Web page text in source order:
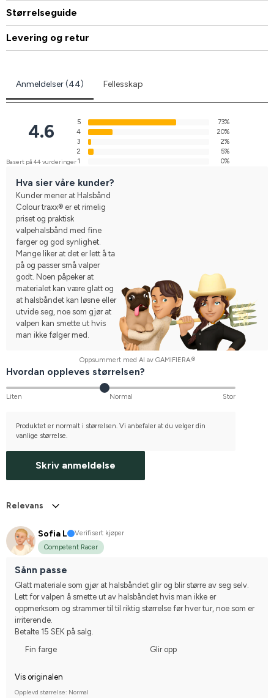
Størrelseguide
Levering og retur
Anmeldelser (44) Fellesskap
4.6
Basert på 44 vurderinger
5
73%
4
20%
3
2%
2
5%
1
0%
Hva sier våre kunder?
Kunder mener at Halsbånd
Colour traxx® er et rimelig
priset og praktisk
valpehalsbånd med fine
farger og god synlighet.
Mange liker at det er lett å ta
på og passer små valper
godt. Noen påpeker at
materialet kan være glatt og
at halsbåndet kan løsne eller
utvide seg, noe som gjør at
valpen kan smette ut hvis
man ikke følger med.
Oppsummert med AI av GAMIFIERA.®
Hvordan oppleves størrelsen?
Liten Normal Stor
Produktet er normalt i størrelsen. Vi anbefaler at du velger din
vanlige størrelse.
Skriv anmeldelse
Relevans
Sofia L
Verifisert kjøper
Competent Racer
Sånn passe
Glatt materiale som gjør at halsbåndet glir og blir større av seg selv.
Lett for valpen å smette ut av halsbåndet hvis man ikke er
oppmerksom og strammer til til riktig størrelse før hver tur, noe som er
irriterende.
Betalte 15 SEK på salg.
Fin farge
Glir opp
Vis originalen
Opplevd størrelse: Normal